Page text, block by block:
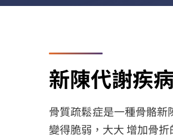
新陳代謝疾病
骨質疏鬆症是一種骨骼
變得脆弱，大大 增加骨